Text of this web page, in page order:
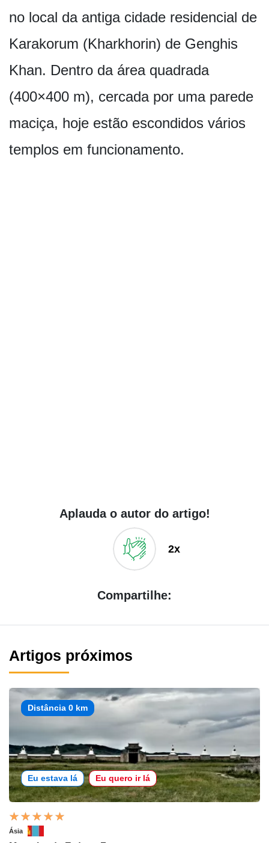
no local da antiga cidade residencial de
Karakorum (Kharkhorin) de Genghis
Khan. Dentro da área quadrada
(400×400 m), cercada por uma parede
maciça, hoje estão escondidos vários
templos em funcionamento.
Aplauda o autor do artigo!
2x
Compartilhe:
Artigos próximos
Distância 0 km
Eu estava lá Eu quero ir lá
Ásia